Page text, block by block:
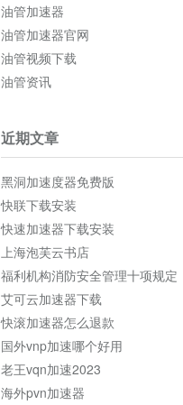
油管加速器
油管加速器官网
油管视频下载
油管资讯
近期文章
黑洞加速度器免费版
快联下载安装
快速加速器下载安装
上海泡芙云书店
福利机构消防安全管理十项规定
艾可云加速器下载
快滚加速器怎么退款
国外vnp加速哪个好用
老王vqn加速2023
海外pvn加速器